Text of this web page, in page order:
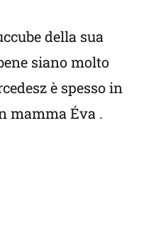
della sua
siano molto
è spesso in
mamma Éva .